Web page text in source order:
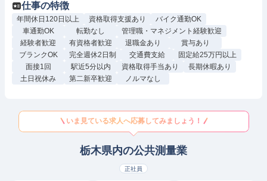
仕事の特徴
年間休日120日以上 資格取得支援あり
バイク通勤OK
車通勤OK
転勤なし
管理職・マネジメント経験歓迎
経験者歓迎
有資格者歓迎 退職金あり
賞与あり
ブランクOK
完全週休2日制 交通費支給
固定給25万円以上
面接1回
駅近5分以内 資格取得手当あり
長期休暇あり
土日祝休み
第二新卒歓迎 ノルマなし
いま見ている求人へ応募してみましょう！
栃木県内の公共測量業
正社員